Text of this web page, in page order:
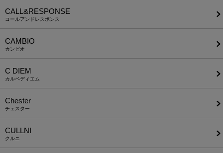
CALL&RESPONSE
コールアンドレスポンス
CAMBIO
カンビオ
C DIEM
カルペディエム
Chester
チェスター
CULLNI
クルニ